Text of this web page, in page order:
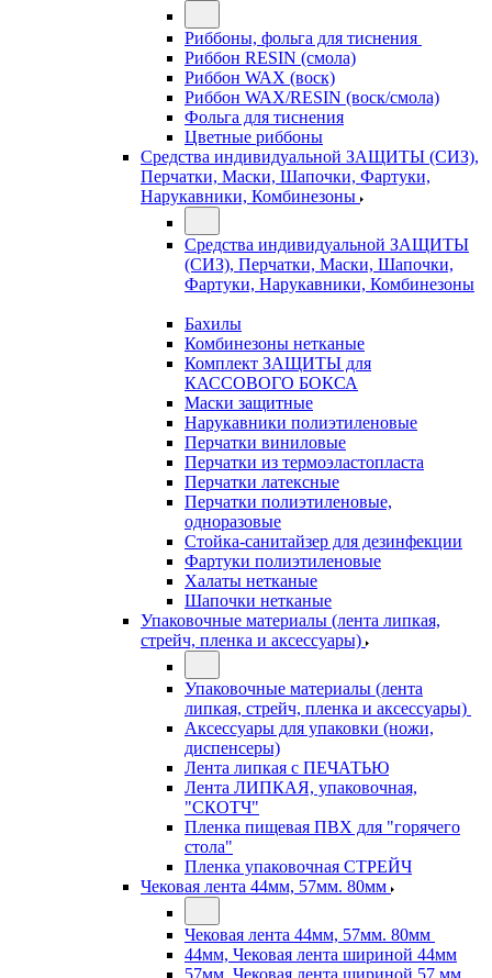
Риббоны, фольга для тиснения
Риббон RESIN (смола)
Риббон WAX (воск)
Риббон WAX/RESIN (воск/смола)
Фольга для тиснения
Цветные риббоны
Средства индивидуальной ЗАЩИТЫ (СИЗ),
Перчатки, Маски, Шапочки, Фартуки,
Нарукавники, Комбинезоны
Средства индивидуальной ЗАЩИТЫ
(СИЗ), Перчатки, Маски, Шапочки,
Фартуки, Нарукавники, Комбинезоны
Бахилы
Комбинезоны нетканые
Комплект ЗАЩИТЫ для
КАССОВОГО БОКСА
Маски защитные
Нарукавники полиэтиленовые
Перчатки виниловые
Перчатки из термоэластопласта
Перчатки латексные
Перчатки полиэтиленовые,
одноразовые
Стойка-санитайзер для дезинфекции
Фартуки полиэтиленовые
Халаты нетканые
Шапочки нетканые
Упаковочные материалы (лента липкая,
стрейч, пленка и аксессуары)
Упаковочные материалы (лента
липкая, стрейч, пленка и аксессуары)
Аксессуары для упаковки (ножи,
диспенсеры)
Лента липкая с ПЕЧАТЬЮ
Лента ЛИПКАЯ, упаковочная,
"СКОТЧ"
Пленка пищевая ПВХ для "горячего
стола"
Пленка упаковочная СТРЕЙЧ
Чековая лента 44мм, 57мм. 80мм
Чековая лента 44мм, 57мм. 80мм
44мм, Чековая лента шириной 44мм
57мм, Чековая лента шириной 57 мм